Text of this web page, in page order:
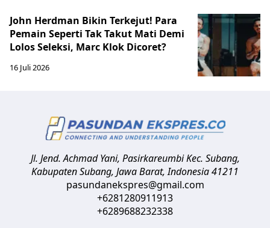
John Herdman Bikin Terkejut! Para
Pemain Seperti Tak Takut Mati Demi
Lolos Seleksi, Marc Klok Dicoret?
16 Juli 2026
Jl. Jend. Achmad Yani, Pasirkareumbi Kec. Subang,
Kabupaten Subang, Jawa Barat,Indonesia41211
pasundanekspres@gmail.com
+6281280911913
+6289688232338